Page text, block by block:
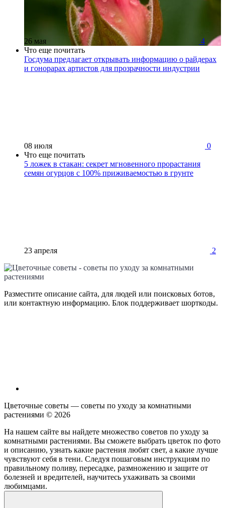
26 мая
4
Что еще почитать
Госдума предлагает открывать информацию о райдерах
и гонорарах артистов для прозрачности индустрии
08 июля
0
Что еще почитать
5 ложек в стакан: секрет мгновенного прорастания
семян огурцов с 100% приживаемостью в грунте
23 апреля 2
Разместите описание сайта, для людей или поисковых ботов,
или контактную информацию. Блок поддерживает шорткоды.
Цветочные советы — советы по уходу за комнатными
растениями © 2026
На нашем сайте вы найдете множество советов по уходу за
комнатными растениями. Вы сможете выбрать цветок по фото
и описанию, узнать какие растения любят свет, а какие лучше
чувствуют себя в тени. Следуя пошаговым инструкциям по
правильному поливу, пересадке, размножению и защите от
болезней и вредителей, научитесь ухаживать за своими
любимцами.